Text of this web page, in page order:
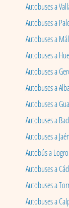
Autobuses a
Autobuses a
Autobuses a
Autobuses a
Autobuses a
Autobuses a
Autobuses a
Autobuses a
Autobuses a Jaén
Autobús a
Autobuses a
Autobuses a
Autobuses a